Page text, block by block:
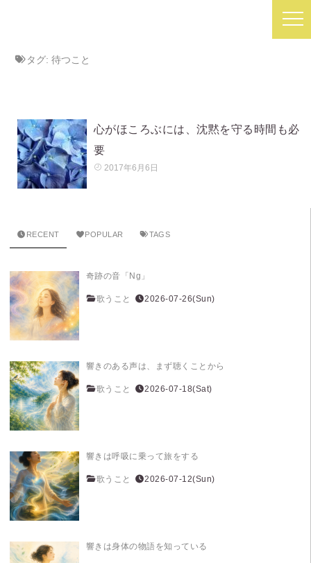
タグ: 待つこと
心がほころぶには、沈黙を守る時間も必
要
2017年6月6日
RECENT POPULAR TAGS
奇跡の音「Ng」
歌うこと 2026-07-26(Sun)
響きのある声は、まず聴くことから
歌うこと 2026-07-18(Sat)
響きは呼吸に乗って旅をする
歌うこと 2026-07-12(Sun)
響きは身体の物語を知っている